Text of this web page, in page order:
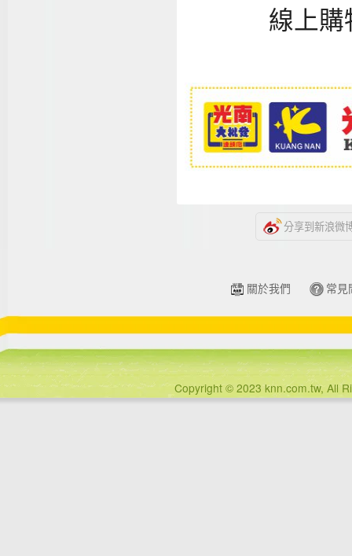
線上
分享到新浪微
關於我們 常見
Copyright © 2023 knn.com.tw, All